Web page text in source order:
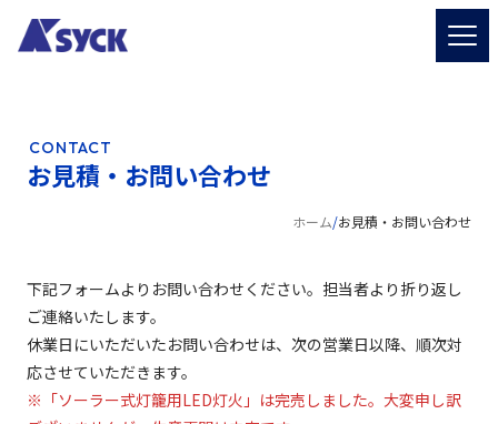
CONTACT
お見積・お問い合わせ
ホーム/お見積・お問い合わせ
下記フォームよりお問い合わせください。担当者より折り返し
ご連絡いたします。
休業日にいただいたお問い合わせは、次の営業日以降、順次対
応させていただきます。
※「ソーラー式灯籠用LED灯火」は完売しました。大変申し訳